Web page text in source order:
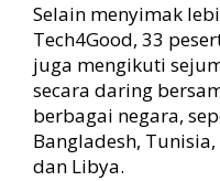
Selain menyimak
Tech4Good, 33
juga mengikuti
secara daring
berbagai negara,
Bangladesh,
dan Libya.